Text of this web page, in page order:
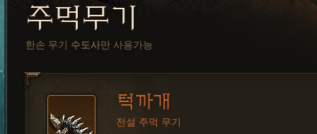
주먹무기
한손 무기 수도사만 사용가능
턱까개
전설 주먹 무기